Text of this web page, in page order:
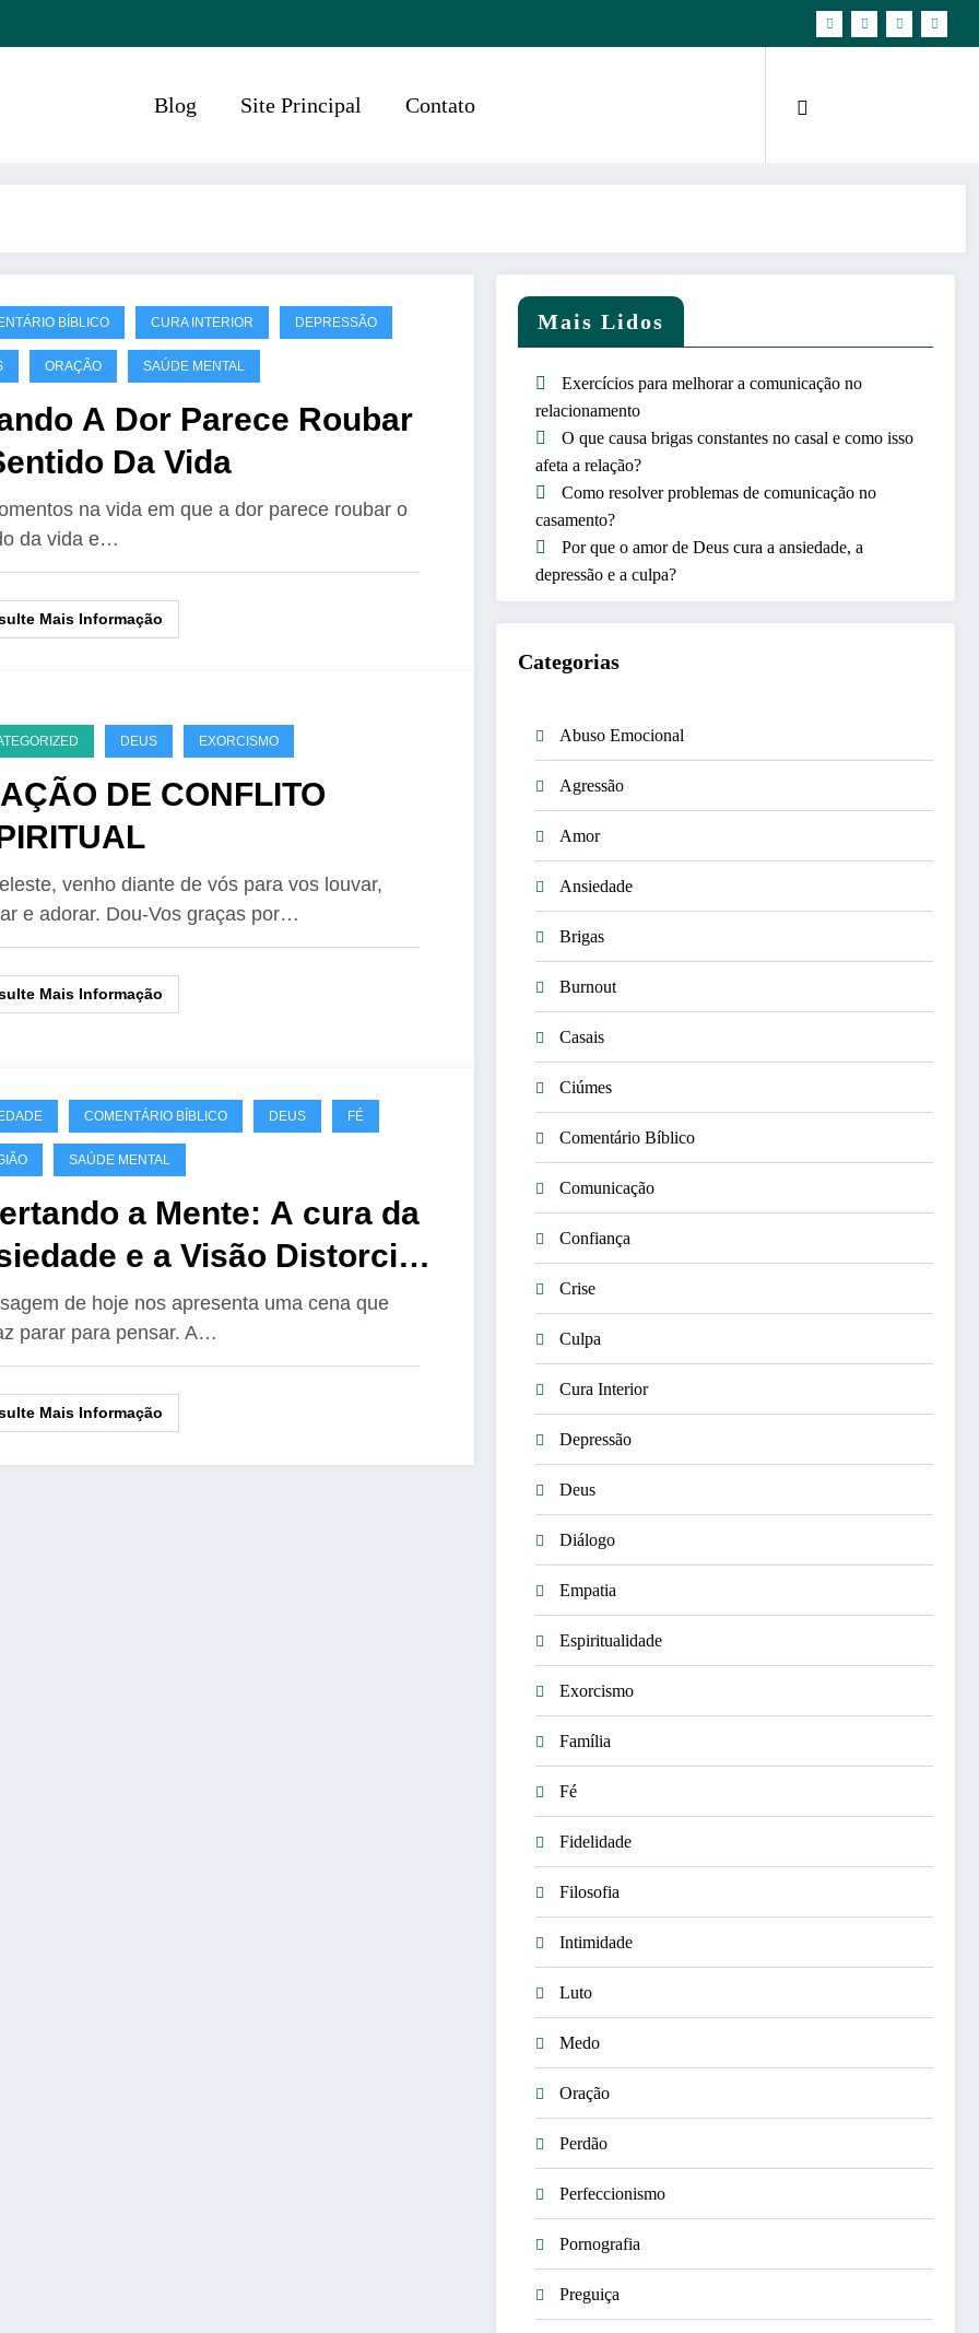
Blog Site Principal Contato
BÍBLICO CURA INTERIOR DEPRESSÃO
ORAÇÃO SAÚDE MENTAL
A Dor Parece Roubar
Da Vida
na vida em que a dor parece roubar o
da vida e…
Mais Informação
DEUS EXORCISMO
DE CONFLITO
venho diante de vós para vos louvar,
e adorar. Dou-Vos graças por…
Mais Informação
COMENTÁRIO BÍBLICO DEUS FÉ
SAÚDE MENTAL
a Mente: A cura da
e a Visão Distorcida
de hoje nos apresenta uma cena que
parar para pensar. A…
Mais Informação
Mais Lidos
Exercícios para melhorar a comunicação no
relacionamento
O que causa brigas constantes no casal e como isso
afeta a relação?
Como resolver problemas de comunicação no
casamento?
Por que o amor de Deus cura a ansiedade, a
depressão e a culpa?
Categorias
Abuso Emocional
Agressão
Amor
Ansiedade
Brigas
Burnout
Casais
Ciúmes
Comentário Bíblico
Comunicação
Confiança
Crise
Culpa
Cura Interior
Depressão
Deus
Diálogo
Empatia
Espiritualidade
Exorcismo
Família
Fé
Fidelidade
Filosofia
Intimidade
Luto
Medo
Oração
Perdão
Perfeccionismo
Pornografia
Preguiça